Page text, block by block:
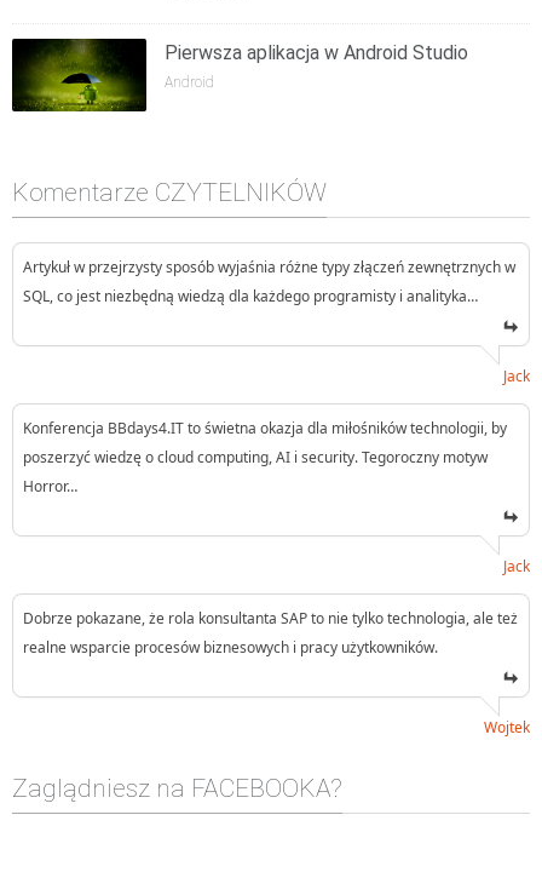
Pierwsza aplikacja w Android Studio
Android
Komentarze CZYTELNIKÓW
Artykuł w przejrzysty sposób wyjaśnia różne typy złączeń zewnętrznych w
SQL, co jest niezbędną wiedzą dla każdego programisty i analityka…
Jack
Konferencja BBdays4.IT to świetna okazja dla miłośników technologii, by
poszerzyć wiedzę o cloud computing, AI i security. Tegoroczny motyw
Horror…
Jack
Dobrze pokazane, że rola konsultanta SAP to nie tylko technologia, ale też
realne wsparcie procesów biznesowych i pracy użytkowników.
Wojtek
Zaglądniesz na FACEBOOKA?